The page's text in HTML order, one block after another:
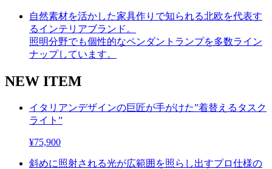
自然素材を活かした家具作りで知られる北欧を代表す
るインテリアブランド。
照明分野でも個性的なペンダントランプを多数ライン
ナップしています。
NEW ITEM
イタリアンデザインの巨匠が手がけた”着替えるタスク
ライト”
¥75,900
斜めに照射される光が広範囲を照らし出すプロ仕様の